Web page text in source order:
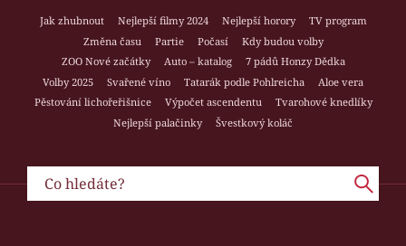
Jak zhubnout Nejlepší filmy 2024 Nejlepší horory
TV program
Změna času
Partie Počasí
Kdy budou volby
ZOO Nové začátky
Auto – katalog
7 pádů Honzy Dědka
Volby 2025
Svařené víno Tatarák podle Pohlreicha
Aloe vera
Pěstování lichořeřišnice
Výpočet ascendentu
Tvarohové knedlíky
Nejlepší palačinky
Švestkový koláč